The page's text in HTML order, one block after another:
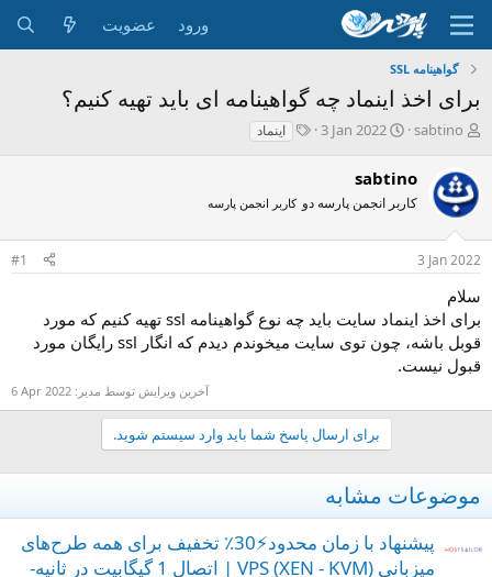
ورود عضویت
گواهینامه SSL
برای اخذ اینماد چه گواهینامه ای باید تهیه کنیم؟
ش
و
ع
ک
د
ه
م
و
ض
و
sabtino
ت
ی
خ
ر
3 Jan 2022
ب
پ
ا
اینماد
sabtino
کاربر انجمن پارسه دو کاربر انجمن پارسه
3 Jan 2022
#1
سلام
برای اخذ اینماد سایت باید چه نوع گواهینامه ssl تهیه کنیم که مورد
قوبل باشه، چون توی سایت میخوندم دیدم که انگار ssl رایگان مورد
قبول نیست.
آخرین ویرایش توسط مدیر: 6 Apr 2022
برای ارسال پاسخ شما باید وارد سیستم شوید.
موضوعات مشابه
پیشنهاد با زمان محدود⚡30٪ تخفیف برای همه طرح‌های
میزبانی VPS (XEN - KVM) | اتصال 1 گیگابیت در ثانیه-